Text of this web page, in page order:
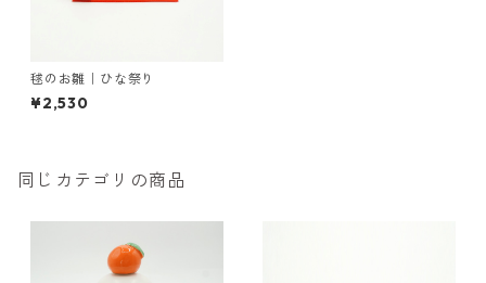
毬のお雛｜ひな祭り
¥2,530
同じカテゴリの商品